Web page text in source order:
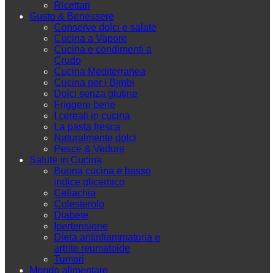
Ricettari
Gusto & Benessere
Conserve dolci e salate
Cucina a Vapore
Cucina e condimenti a
Crudo
Cucina Mediterranea
Cucina per i Bimbi
Dolci senza glutine
Friggere bene
I cereali in cucina
La pasta fresca
Naturalmente dolci
Pesce & Vedure
Salute in Cucina
Buona cucina e basso
indice glicemico
Celiachia
Colesterolo
Diabete
Ipertensione
Dieta antinfiammatoria e
artrite reumatoide
Tumori
Mondo alimentare